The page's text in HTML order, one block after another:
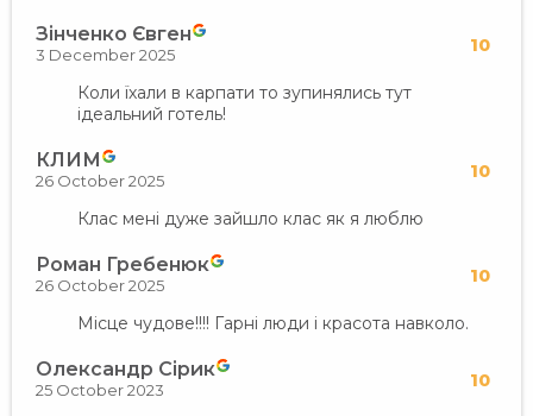
Зінченко Євген 10
3 December 2025
Коли їхали в карпати то зупинялись тут
ідеальний готель!
КЛИМ 10
26 October 2025
Клас мені дуже зайшло клас як я люблю
Роман Гребенюк 10
26 October 2025
Місце чудове!!!! Гарні люди і красота навколо.
Олександр Сірик 10
25 October 2023